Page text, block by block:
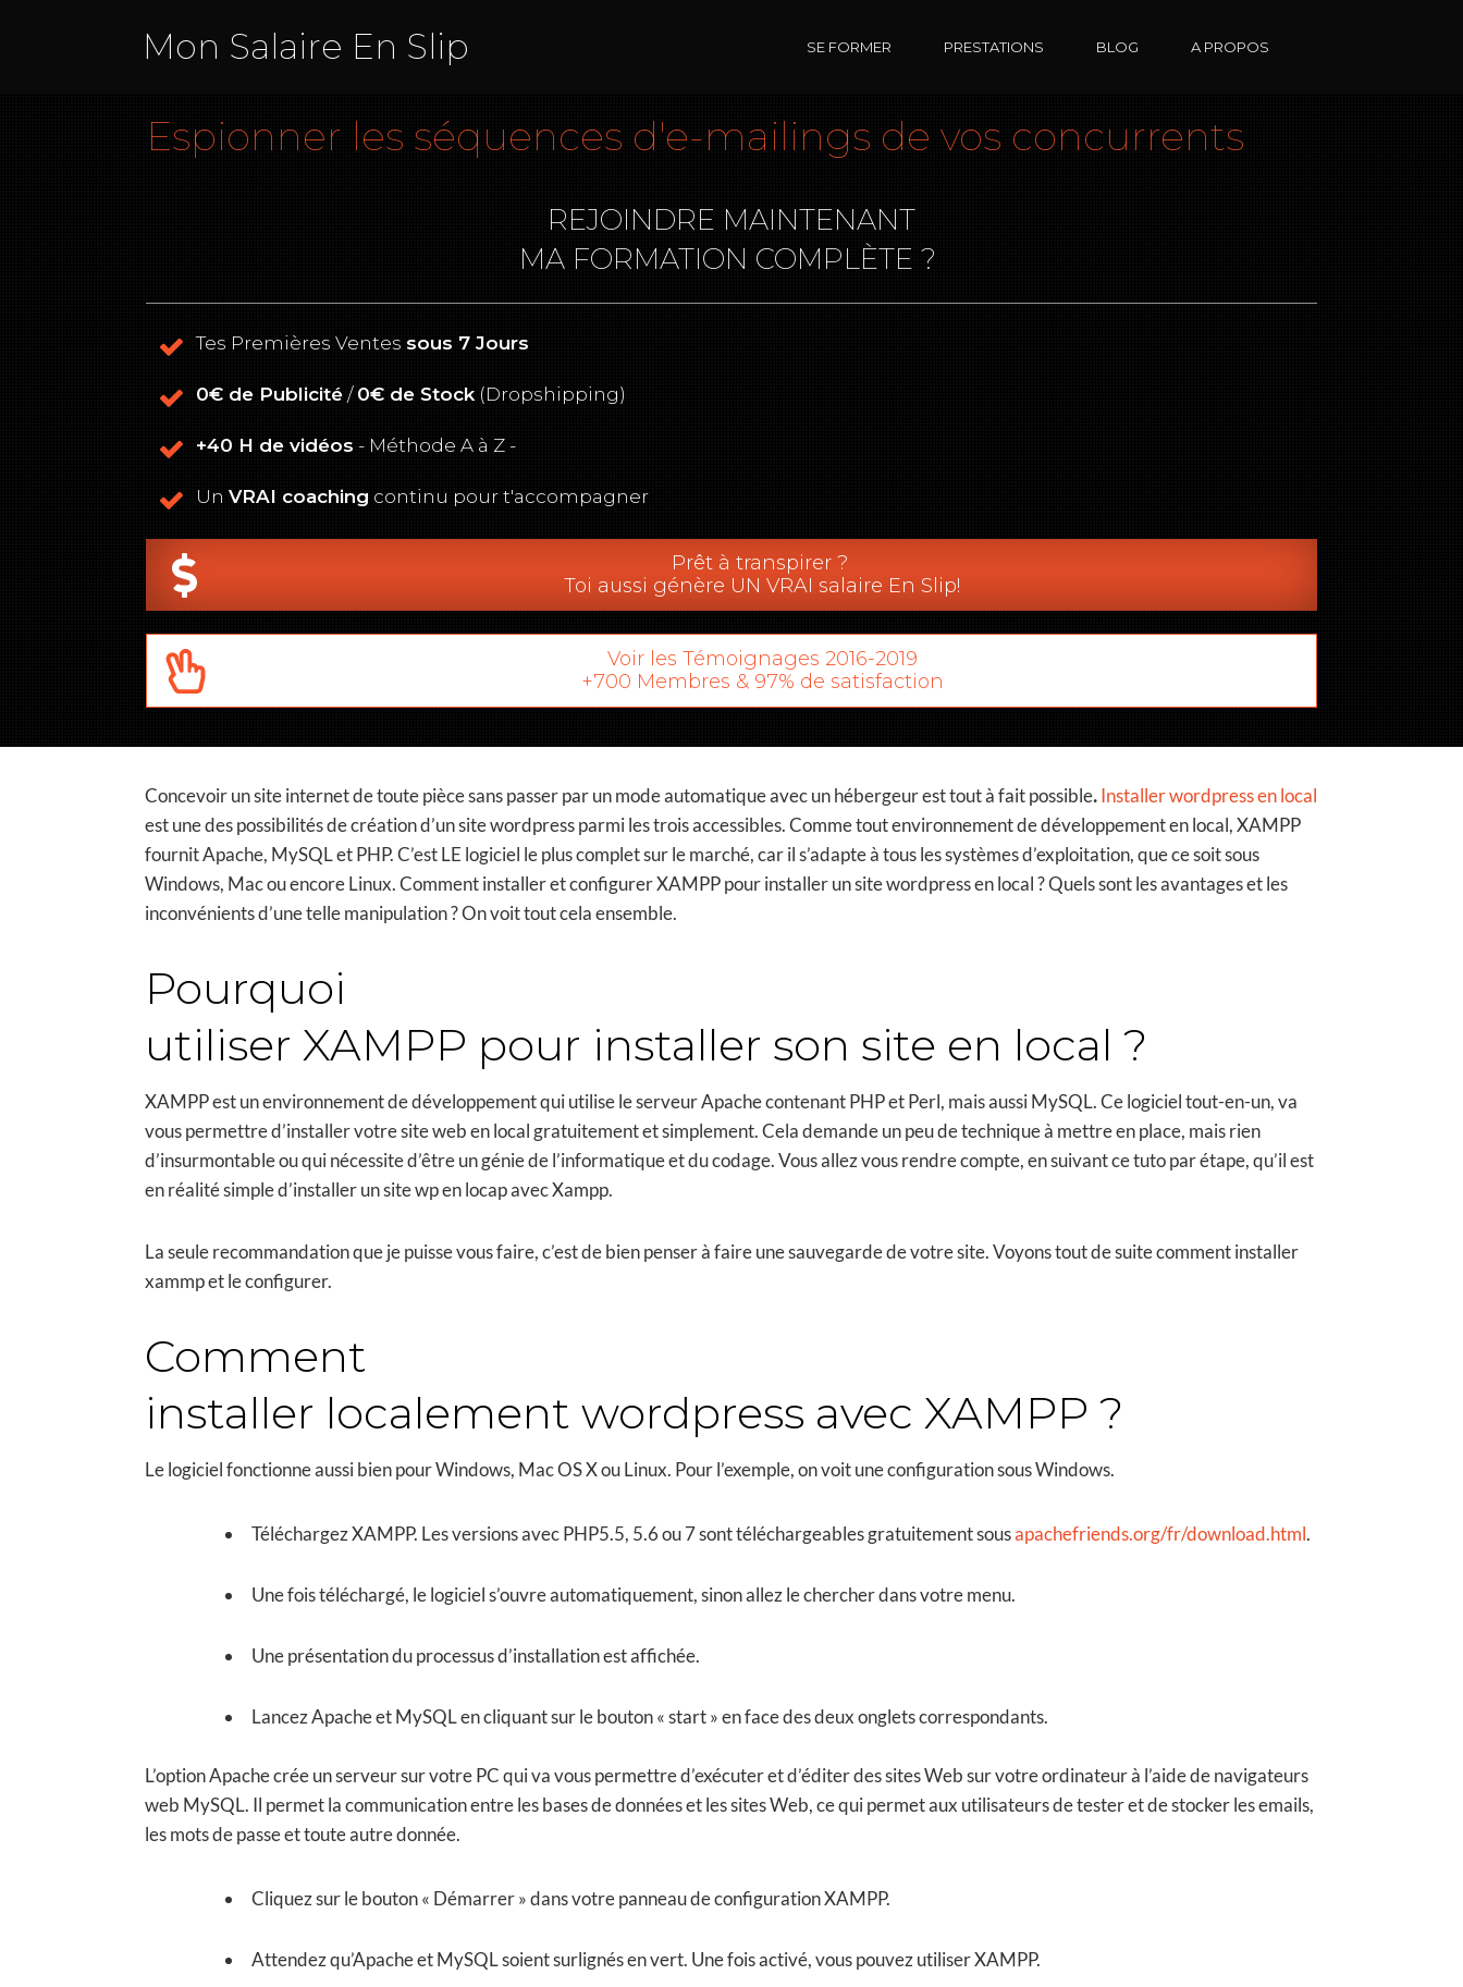
Mon Salaire En Slip SE FORMER PRESTATIONS BLOG A PROPOS
Espionner les séquences d'e-mailings de vos concurrents
REJOINDRE MAINTENANT
MA FORMATION COMPLÈTE ?
Tes Premières Ventes sous 7 Jours
0€ de Publicité / 0€ de Stock(Dropshipping)
+40 H de vidéos - Méthode A à Z -
Un VRAI coaching continu pour t'accompagner
Prêt à transpirer ?
Toi aussi génère UN VRAI salaire En Slip!
Voir les Témoignages 2016-2019
+700 Membres & 97% de satisfaction
Concevoir un site internet de toute pièce sans passer par un mode automatique avec un hébergeur est tout à fait possible.Installer wordpress en local
est une des possibilités de création d’un site wordpress parmi les trois accessibles. Comme tout environnement de développement en local, XAMPP
fournit Apache, MySQL et PHP. C’est LE logiciel le plus complet sur le marché, car il s’adapte à tous les systèmes d’exploitation, que ce soit sous
Windows, Mac ou encore Linux. Comment installer et configurer XAMPP pour installer un site wordpress en local ? Quels sont les avantages et les
inconvénients d’une telle manipulation ? On voit tout cela ensemble.
Pourquoi
utiliser XAMPP pour installer son site en local ?
XAMPP est un environnement de développement qui utilise le serveur Apache contenant PHP et Perl, mais aussi MySQL. Ce logiciel tout-en-un, va
vous permettre d’installer votre site web en local gratuitement et simplement. Cela demande un peu de technique à mettre en place, mais rien
d’insurmontable ou qui nécessite d’être un génie de l’informatique et du codage. Vous allez vous rendre compte, en suivant ce tuto par étape, qu’il est
en réalité simple d’installer un site wp en locap avec Xampp.
La seule recommandation que je puisse vous faire, c’est de bien penser à faire une sauvegarde de votre site. Voyons tout de suite comment installer
xammp et le configurer.
Comment
installer localement wordpress avec XAMPP ?
Le logiciel fonctionne aussi bien pour Windows, Mac OS X ou Linux. Pour l’exemple, on voit une configuration sous Windows.
Téléchargez XAMPP. Les versions avec PHP5.5, 5.6 ou 7 sont téléchargeables gratuitement sousapachefriends.org/fr/download.html.
Une fois téléchargé, le logiciel s’ouvre automatiquement, sinon allez le chercher dans votre menu.
Une présentation du processus d’installation est affichée.
Lancez Apache et MySQL en cliquant sur le bouton « start » en face des deux onglets correspondants.
L’option Apache crée un serveur sur votre PC qui va vous permettre d’exécuter et d’éditer des sites Web sur votre ordinateur à l’aide de navigateurs
web MySQL. Il permet la communication entre les bases de données et les sites Web, ce qui permet aux utilisateurs de tester et de stocker les emails,
les mots de passe et toute autre donnée.
Cliquez sur le bouton « Démarrer » dans votre panneau de configuration XAMPP.
Attendez qu’Apache et MySQL soient surlignés en vert. Une fois activé, vous pouvez utiliser XAMPP.